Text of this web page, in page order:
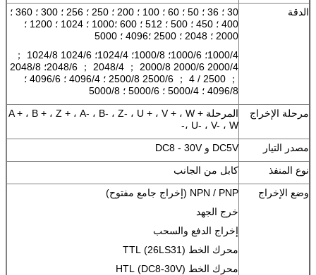
الدقة
30 ؛ 36 ؛ 50 ؛ 60 ؛ 100 ؛ 200 ؛ 250 ؛ 256 ؛ 300 ؛ 360 ؛
400 ؛ 450 ؛ 500 ؛ 512 ؛ 600 ؛1000 ؛ 1024 ؛ 1200 ؛
2000 ؛ 2048 ؛ 2500 ؛4096 ؛ 5000
1000/4؛ 1000/6؛ 1000/8؛ 1024/4؛ 1024/6 1024/8 ；
2000/4 2000/6 2000/8 ； 2048/4 ； 2048/6؛ 2048/8
； 2500 / 4 ； 2500/6 2500/8 ؛ 4096/4 ؛ 4096/6 ؛
4096/8 ؛ 5000/4 ؛ 5000/6 ؛ 5000/8
مرحلة الإخراج
المرحلة A + ، B + ، Z + ، A- ، B- ، Z- ، U + ، V + ، W +
، U- ، V- ، W-
مصدر التيار
DC5V و DC8 - 30V
نوع المنفذ
كابل من الجانب
وضع الإخراج
NPN / PNP (إخراج جامع مفتوح)
خرج الجهد
إخراج الدفع والسحب
محرك الخط (26LS31) TTL
محرك الخط (DC8-30V) HTL